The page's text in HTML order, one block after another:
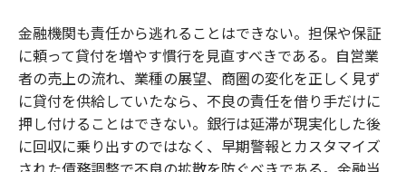
金融機関も責任から逃れることはできない。担保や保証
に頼って貸付を増やす慣行を見直すべきである。自営業
者の売上の流れ、業種の展望、商圏の変化を正しく見ず
に貸付を供給していたなら、不良の責任を借り手だけに
押し付けることはできない。銀行は延滞が現実化した後
に回収に乗り出すのではなく、早期警報とカスタマイズ